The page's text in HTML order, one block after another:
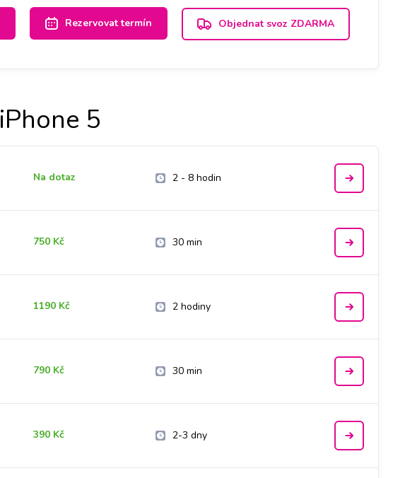
Rezervovat termín Objednat svoz ZDARMA
iPhone 5
Na dotaz 2 - 8 hodin
750 Kč 30 min
1190 Kč 2 hodiny
790 Kč 30 min
390 Kč 2-3 dny